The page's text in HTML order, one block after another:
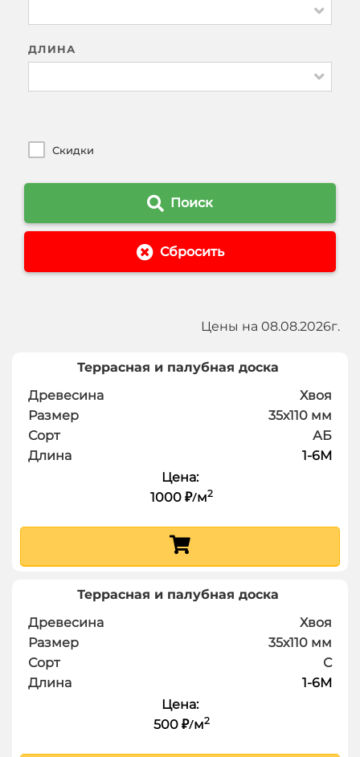
ДЛИНА
Скидки
Поиск
Сбросить
Цены на 08.08.2026г.
Террасная и палубная доска
Древесина
Хвоя
Размер
35х110 мм
Сорт
АБ
Длина
1-6М
Цена:
1000 ₽/м2
Террасная и палубная доска
Древесина
Хвоя
Размер
35х110 мм
Сорт
С
Длина
1-6М
Цена:
500 ₽/м2